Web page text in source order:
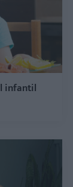
infantil